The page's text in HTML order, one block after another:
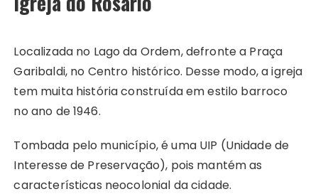
Localizada no Lago da Ordem, defronte a Praça
Garibaldi, no Centro histórico. Desse modo, a igreja
tem muita história construída em estilo barroco
no ano de 1946.
Tombada pelo município, é uma UIP (Unidade de
Interesse de Preservação), pois mantém as
características neocolonial da cidade.